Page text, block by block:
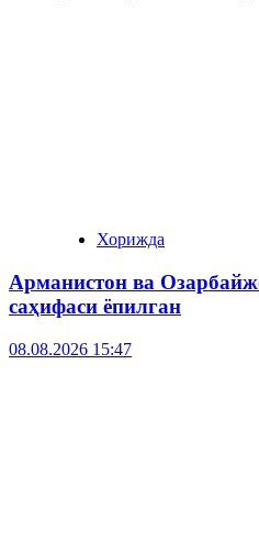
Хорижда
Арманистон ва
саҳифаси ёпилган
08.08.2026 15:47